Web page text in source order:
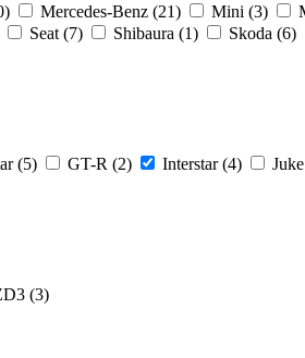
) Mercedes-Benz (21) Mini (3)
Seat (7) Shibaura (1) Skoda (6)
(5) GT-R (2) Interstar (4)
(3)